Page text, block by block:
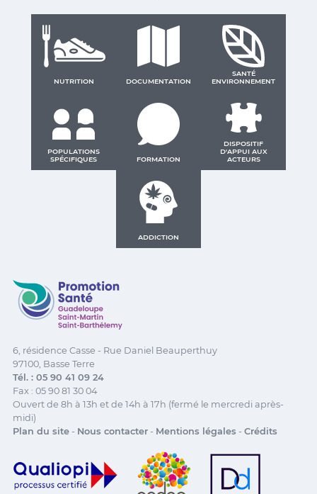
NUTRITION DOCUMENTATION
SANTÉ
ENVIRONNEMENT
POPULATIONS
SPÉCIFIQUES
FORMATION
DISPOSITIF
D'APPUI AUX
ACTEURS
ADDICTION
Promotion Santé Guadeloupe, Saint-Martin, Saint
6, résidence Casse - Rue Daniel Beauperthuy
97100, Basse Terre
Tél. : 05 90 41 09 24
Fax : 05 90 81 30 04
Ouvert de 8h à 13h et de 14h à 17h (fermé le mercredi après-
midi)
Plan du site- Nous contacter- Mentions légales - Crédits